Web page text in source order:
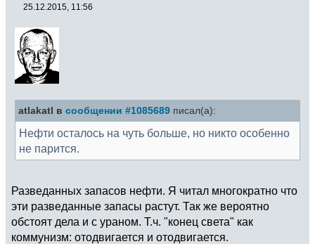
25.12.2015, 11:56
atlakatl в сообщении #1085689 писал(а):
Нефти осталось на чуть больше, но никто особенно
не парится.
Разведанных запасов нефти. Я читал многократно что
эти разведанные запасы растут. Так же вероятно
обстоят дела и с ураном. Т.ч. "конец света" как
коммунизм: отодвигается и отодвигается.